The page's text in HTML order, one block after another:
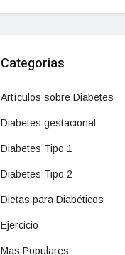
Categorias
Artículos sobre Diabetes
Diabetes gestacional
Diabetes Tipo 1
Diabetes Tipo 2
Dietas para Diabéticos
Ejercicio
Mas Populares